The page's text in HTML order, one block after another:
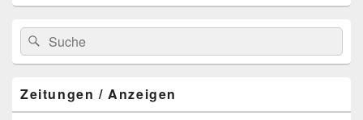
Suchen
nach:
Suchen
Zeitungen / Anzeigen